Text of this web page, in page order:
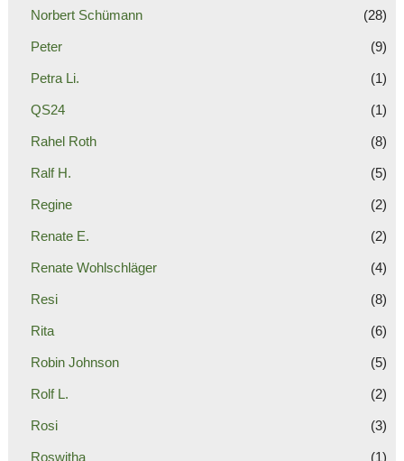
Norbert Schümann (28)
Peter (9)
Petra Li. (1)
QS24 (1)
Rahel Roth (8)
Ralf H. (5)
Regine (2)
Renate E. (2)
Renate Wohlschläger (4)
Resi (8)
Rita (6)
Robin Johnson (5)
Rolf L. (2)
Rosi (3)
Roswitha (1)